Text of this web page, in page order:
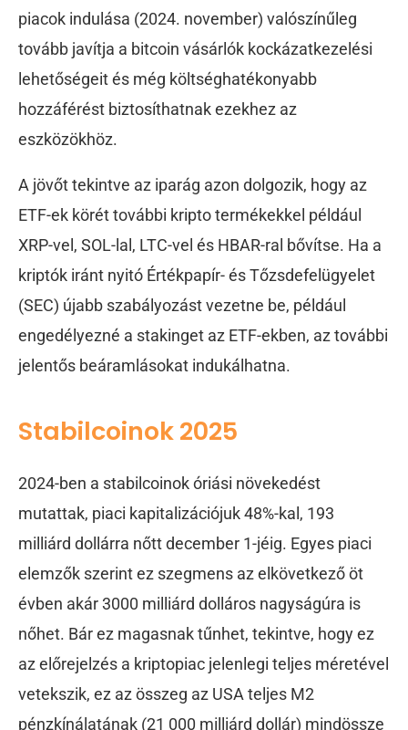
piacok indulása (2024. november) valószínűleg
tovább javítja a bitcoin vásárlók kockázatkezelési
lehetőségeit és még költséghatékonyabb
hozzáférést biztosíthatnak ezekhez az
eszközökhöz.
A jövőt tekintve az iparág azon dolgozik, hogy az
ETF-ek körét további kripto termékekkel például
XRP-vel, SOL-lal, LTC-vel és HBAR-ral bővítse. Ha a
kriptók iránt nyitó Értékpapír- és Tőzsdefelügyelet
(SEC) újabb szabályozást vezetne be, például
engedélyezné a stakinget az ETF-ekben, az további
jelentős beáramlásokat indukálhatna.
Stabilcoinok 2025
2024-ben a stabilcoinok óriási növekedést
mutattak, piaci kapitalizációjuk 48%-kal, 193
milliárd dollárra nőtt december 1-jéig. Egyes piaci
elemzők szerint ez szegmens az elkövetkező öt
évben akár 3000 milliárd dolláros nagyságúra is
nőhet. Bár ez magasnak tűnhet, tekintve, hogy ez
az előrejelzés a kriptopiac jelenlegi teljes méretével
vetekszik, ez az összeg az USA teljes M2
pénzkínálatának (21 000 milliárd dollár) mindössze